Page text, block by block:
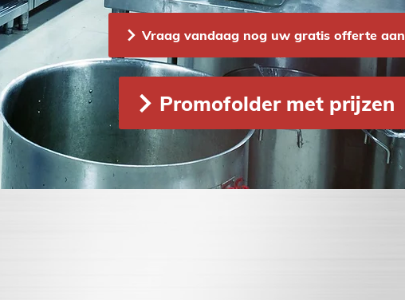
Vraag vandaag nog uw gratis offerte aan
Promofolder met prijzen